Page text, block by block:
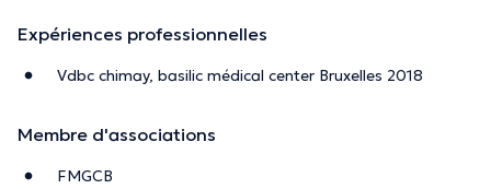
Expériences professionnelles
Vdbc chimay, basilic médical center Bruxelles 2018
Membre d'associations
FMGCB